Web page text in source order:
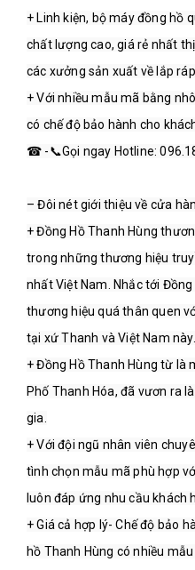
+ Linh kiện, bộ máy đồng hồ
chất lượng cao, giá rẻ nhất
các xưởng sản xuất về lắp
+ Với nhiều mẫu mã bằng
có chế độ bảo hành cho
☎ -📞Gọi ngay Hotline:
– Đôi nét giới thiệu về cửa
+ Đồng Hồ Thanh Hùng
trong những thương hiệu
nhất Việt Nam. Nhắc tới
thương hiệu quá thân quen
tại xứ Thanh và Việt Nam này.
+ Đồng Hồ Thanh Hùng từ là
Phố Thanh Hóa, đã vươn ra
gia.
+ Với đội ngũ nhân viên
tình chọn mẫu mã phù hợp
luôn đáp ứng nhu cầu khách
+ Giá cả hợp lý- Chế độ bảo
hồ Thanh Hùng có nhiều